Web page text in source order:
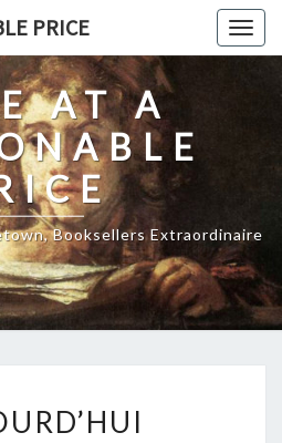
PRICE
AT A
Booksellers Extraordinaire